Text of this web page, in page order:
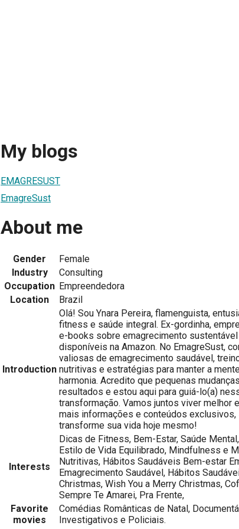
My blogs
EMAGRESUST
EmagreSust
About me
Gender
Female
Industry
Consulting
Occupation Empreendedora
Location
Brazil
Introduction
Olá! Sou Ynara Pereira, flamenguista,
fitness e saúde integral. Ex-gordinha,
e-books sobre emagrecimento
disponíveis na Amazon. No EmagreSust,
valiosas de emagrecimento saudável,
nutritivas e estratégias para manter a
harmonia. Acredito que pequenas
resultados e estou aqui para guiá-lo(a)
transformação. Vamos juntos viver melhor
mais informações e conteúdos exclusivos,
transforme sua vida hoje mesmo!
Interests
Dicas de Fitness, Bem-Estar, Saúde
Estilo de Vida Equilibrado, Mindfulness e
Nutritivas, Hábitos Saudáveis Bem-estar
Emagrecimento Saudável, Hábitos
Christmas, Wish You a Merry Christmas,
Sempre Te Amarei, Pra Frente,
Favorite
movies
Comédias Românticas de Natal,
Investigativos e Policiais.